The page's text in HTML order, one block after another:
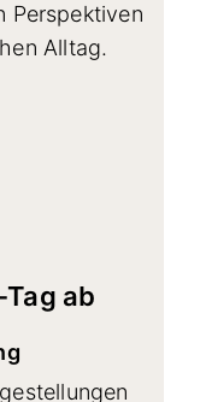
Perspektiven
Alltag.
ab